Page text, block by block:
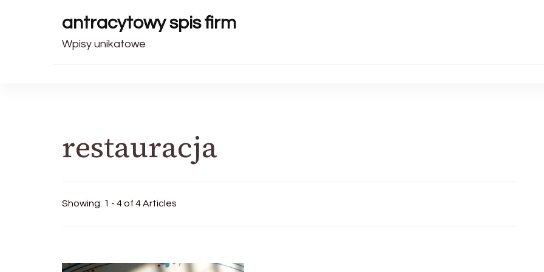
antracytowy spis firm
Wpisy unikatowe
restauracja
Showing: 1 - 4 of 4 Articles